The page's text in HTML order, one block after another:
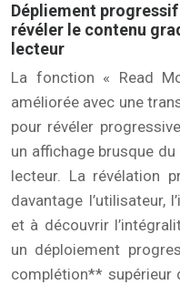
Dépliement
révéler le contenu
lecteur
La fonction « Read
améliorée avec une
pour révéler
un affichage brusque
lecteur. La révélation
davantage l’utilisateur,
et à découvrir
un déploiement
complétion** supérieur